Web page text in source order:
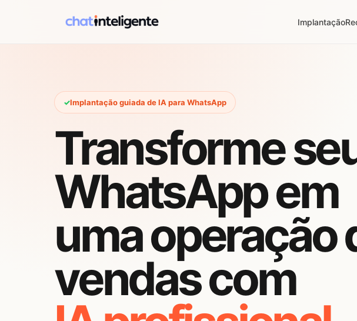
Implantação
Implantação guiada de IA para WhatsApp
Transforme
WhatsApp em
uma operação
vendas com